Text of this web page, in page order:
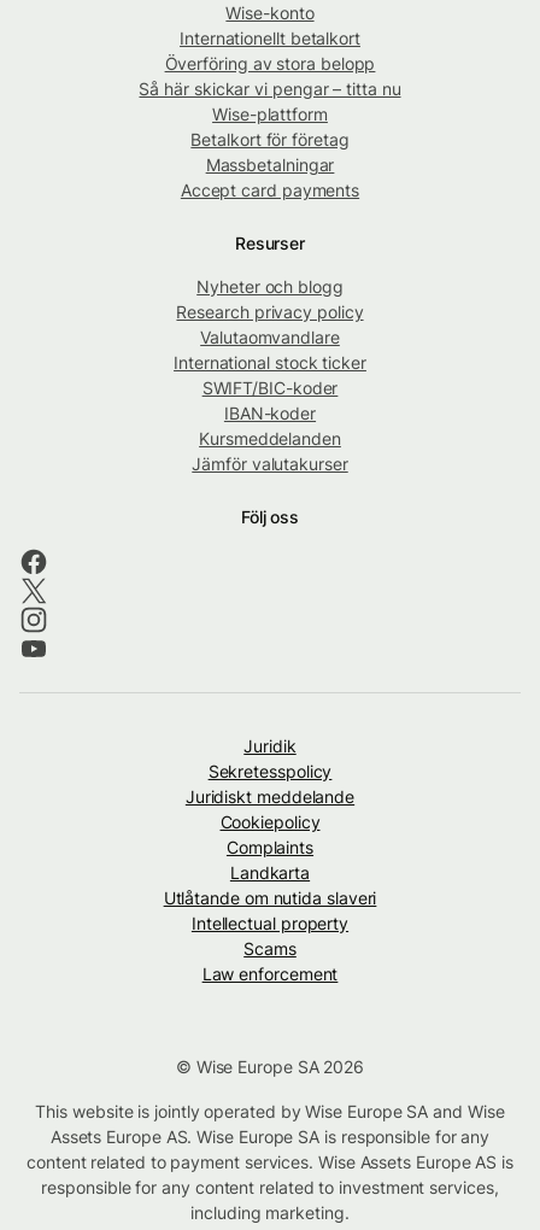
Wise-konto
Internationellt betalkort
Överföring av stora belopp
Så här skickar vi pengar – titta nu
Wise-plattform
Betalkort för företag
Massbetalningar
Accept card payments
Resurser
Nyheter och blogg
Research privacy policy
Valutaomvandlare
International stock ticker
SWIFT/BIC-koder
IBAN-koder
Kursmeddelanden
Jämför valutakurser
Följ oss
Juridik
Sekretesspolicy
Juridiskt meddelande
Cookiepolicy
Complaints
Landkarta
Utlåtande om nutida slaveri
Intellectual property
Scams
Law enforcement
© Wise Europe SA 2026
This website is jointly operated by Wise Europe SA and Wise
Assets Europe AS. Wise Europe SA is responsible for any
content related to payment services. Wise Assets Europe AS is
responsible for any content related to investment services,
including marketing.